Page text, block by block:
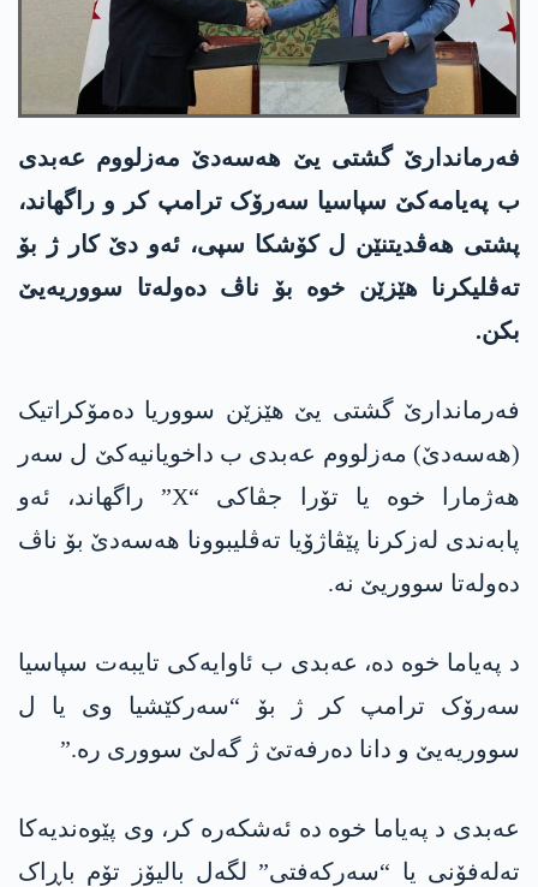
فەرماندارێ گشتی یێ ھەسەدێ مەزلووم عەبدی
ب پەیامەکێ سپاسیا سەرۆک ترامپ کر و راگھاند،
پشتی ھەڤدیتنێن ل کۆشکا سپی، ئەو دێ کار ژ بۆ
تەڤلیکرنا ھێزێن خوە بۆ ناڤ دەولەتا سووریەیێ
بکن.
فەرماندارێ گشتی یێ ھێزێن سووریا دەمۆکراتیک
(ھەسەدێ) مەزلووم عەبدی ب داخویانیەکێ ل سەر
ھەژمارا خوە یا تۆرا جڤاکی “X” راگھاند، ئەو
پابەندی لەزکرنا پێڤاژۆیا تەڤلیبوونا ھەسەدێ بۆ ناڤ
دەولەتا سووریێ نە.
د پەیاما خوە دە، عەبدی ب ئاوایەکی تایبەت سپاسیا
سەرۆک ترامپ کر ژ بۆ “سەرکێشیا وی یا ل
سووریەیێ و دانا دەرفەتێ ژ گەلێ سووری رە.”
عەبدی د پەیاما خوە دە ئەشکەرە کر، وی پێوەندیەکا
تەلەفۆنی یا “سەرکەفتی” لگەل بالیۆز تۆم باڕاک